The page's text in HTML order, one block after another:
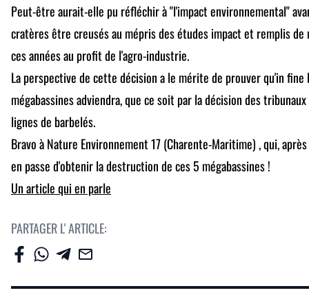
PARTAGER L' ARTICLE:
Peut-être aurait-elle pu réfléchir à "l'impact environnemental"
cratères être creusés au mépris des études impact et remplis
ces années au profit de l'agro-industrie.
La perspective de cette décision a le mérite de prouver qu'in
mégabassines adviendra, que ce soit par la décision des
lignes de barbelés.
Bravo à Nature Environnement 17 (Charente-Maritime) , qui,
en passe d'obtenir la destruction de ces 5 mégabassines !
Un article qui en parle